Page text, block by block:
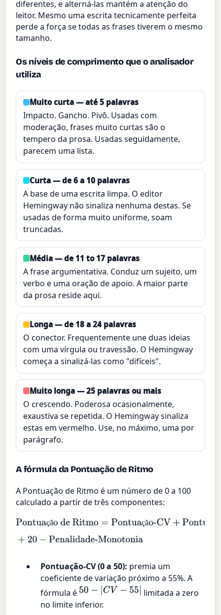
diferentes, e alterná-las mantém a atenção do
leitor. Mesmo uma escrita tecnicamente perfeita
perde a força se todas as frases tiverem o mesmo
tamanho.
Os níveis de comprimento que o analisador
utiliza
Muito curta — até 5 palavras
Impacto. Gancho. Pivô. Usadas com
moderação, frases muito curtas são o
tempero da prosa. Usadas seguidamente,
parecem uma lista.
Curta — de 6 a 10 palavras
A base de uma escrita limpa. O editor
Hemingway não sinaliza nenhuma destas. Se
usadas de forma muito uniforme, soam
truncadas.
Média — de 11 to 17 palavras
A frase argumentativa. Conduz um sujeito, um
verbo e uma oração de apoio. A maior parte
da prosa reside aqui.
Longa — de 18 a 24 palavras
O conector. Frequentemente une duas ideias
com uma vírgula ou travessão. O Hemingway
começa a sinalizá-las como "difíceis".
Muito longa — 25 palavras ou mais
O crescendo. Poderosa ocasionalmente,
exaustiva se repetida. O Hemingway sinaliza
estas em vermelho. Use, no máximo, uma por
parágrafo.
A fórmula da Pontuação de Ritmo
A Pontuação de Ritmo é um número de 0 a 100
calculado a partir de três componentes:
çã çã
Pontuação de Ritmo=Pontuação-CV+Pontuação-
Mistura
+20−Penalidade-Monotonia
Pontuação-CV (0 a 50): premia um
coeficiente de variação próximo a 55%. A
fórmula é 50−|C V−55 |
limitada a zero
no limite inferior.